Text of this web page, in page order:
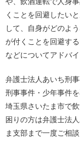
くことを回避したい
して、自身がどのよ
が付くことを回避す
などについてアドバ
弁護士法人あいち刑
刑事事件・少年事件
埼玉県さいたま市で
困りの方は弁護士法
ま支部まで一度ご相談